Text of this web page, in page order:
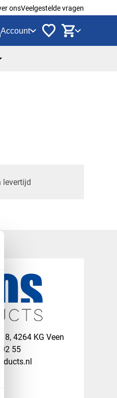
onsVeelgestelde vragen
Account
levertijd
8, 4264 KG Veen
55